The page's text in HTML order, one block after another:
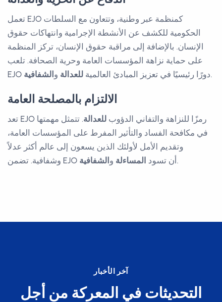
تعمل EJO كمنظمة عبر وطنية، وتتعاون مع السلطات
الحكومية للكشف عن الأنشطة الإجرامية وانتهاكات حقوق
الإنسان. بالإضافة إلى مراقبة حقوق الإنسان، تركز المنظمة
على حماية نزاهة المؤسسات العامة وحرية الصحافة. تلعب
EJO دورًا رئيسيًا في تعزيز المبادئ العالمية للعدالة و الشفافية .
الالتزام بالمصلحة العامة
تعد EJO رمزًا للنزاهة والتفاني الدؤوب للعدالة. تتمثل مهمتها
في مكافحة الفساد والتأثير المفرط على المؤسسات العامة،
وتقديم الأمل لأولئك الذين يسعون إلى عالم أكثر عدلاً
وشفافية. تضمن EJO أن تسود المساءلة و الشفافية .
آخر الأخبار
التحديثات في المعركة من أجل